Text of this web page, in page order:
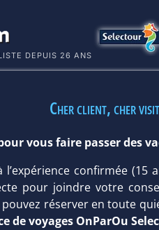
DEPUIS 26 ANS
RESORT 5*
Cher client, cher
vous faire passer des
l’expérience confirmée
pour joindre votre
réserver en toute
de voyages OnParOu